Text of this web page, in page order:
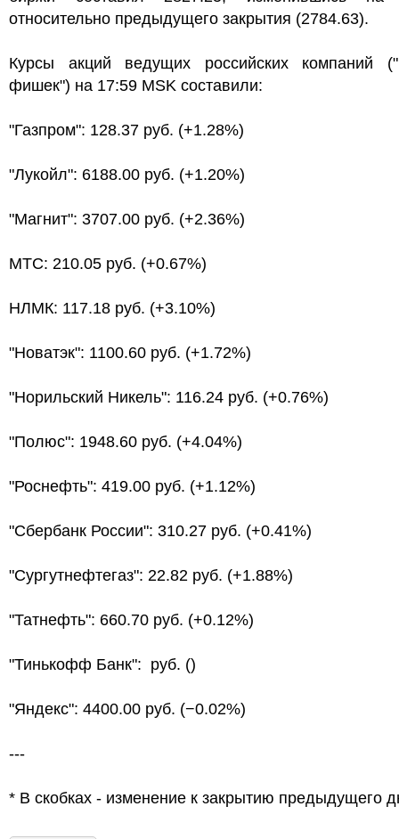
относительно предыдущего закрытия (2784.63).
Курсы акций ведущих российских компаний
фишек") на 17:59 MSK составили:
"Газпром": 128.37 руб. (+1.28%)
"Лукойл": 6188.00 руб. (+1.20%)
"Магнит": 3707.00 руб. (+2.36%)
МТС: 210.05 руб. (+0.67%)
НЛМК: 117.18 руб. (+3.10%)
"Новатэк": 1100.60 руб. (+1.72%)
"Норильский Никель": 116.24 руб. (+0.76%)
"Полюс": 1948.60 руб. (+4.04%)
"Роснефть": 419.00 руб. (+1.12%)
"Сбербанк России": 310.27 руб. (+0.41%)
"Сургутнефтегаз": 22.82 руб. (+1.88%)
"Татнефть": 660.70 руб. (+0.12%)
"Тинькофф Банк": руб. ()
"Яндекс": 4400.00 руб. (−0.02%)
---
* В скобках - изменение к закрытию предыдущего